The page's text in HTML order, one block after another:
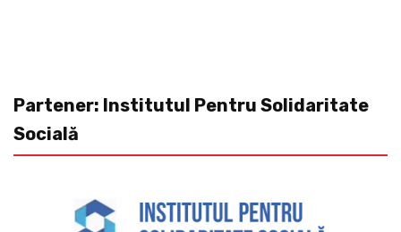
Partener: Institutul Pentru Solidaritate
Socială